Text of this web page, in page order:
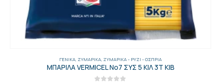
ΓΕΝΙΚΑ, ΖΥΜΑΡΙΚΆ, ΖΥΜΑΡΙΚΆ - ΡΎΖΙ - ΌΣΠΡΙΑ
ΜΠΑΡΙΛΑ VERMICEL No7 ΣΥΣ 5 ΚΙΛ 3Τ ΚΙΒ